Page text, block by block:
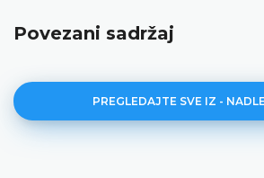
Povezani sadržaj
PREGLEDAJTE SVE IZ -